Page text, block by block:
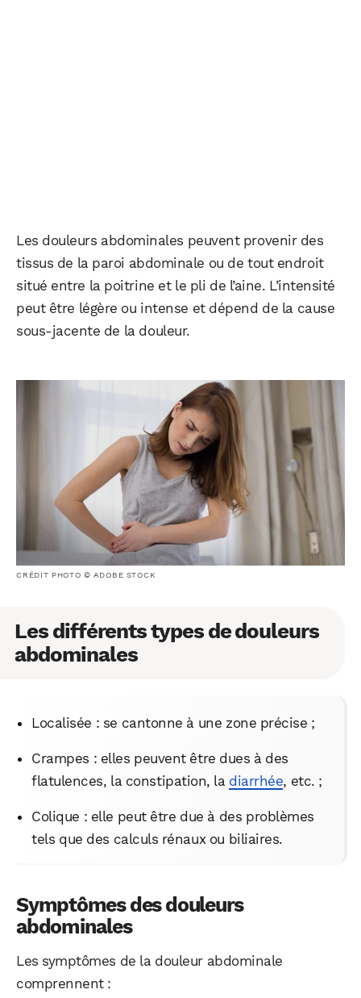
Les douleurs abdominales peuvent provenir des
tissus de la paroi abdominale ou de tout endroit
situé entre la poitrine et le pli de l’aine. L’intensité
peut être légère ou intense et dépend de la cause
sous-jacente de la douleur.
CRÉDIT PHOTO © ADOBE STOCK
Les différents types de douleurs
abdominales
Localisée : se cantonne à une zone précise ;
Crampes : elles peuvent être dues à des
flatulences, la constipation, la diarrhée, etc. ;
Colique : elle peut être due à des problèmes
tels que des calculs rénaux ou biliaires.
Symptômes des douleurs
abdominales
Les symptômes de la douleur abdominale
comprennent :